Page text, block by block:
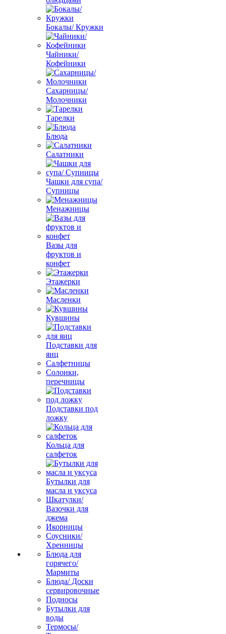
Бокалы/ Кружки
Чайники/
Кофейники
Сахарницы/
Молочники
Тарелки
Блюда
Салатники
Чашки для супа/
Супницы
Менажницы
Вазы для
фруктов и
конфет
Этажерки
Масленки
Кувшины
Подставки для
яиц
Салфетницы
Солонки,
перечницы
Подставки под
ложку
Кольца для
салфеток
Бутылки для
масла и уксуса
Шкатулки/
Вазочки для
джема
Икорницы
Соусники/
Хренницы
Блюда для
горячего/
Мармиты
Блюда/ Доски
сервировочные
Подносы
Бутылки для
воды
Термосы/